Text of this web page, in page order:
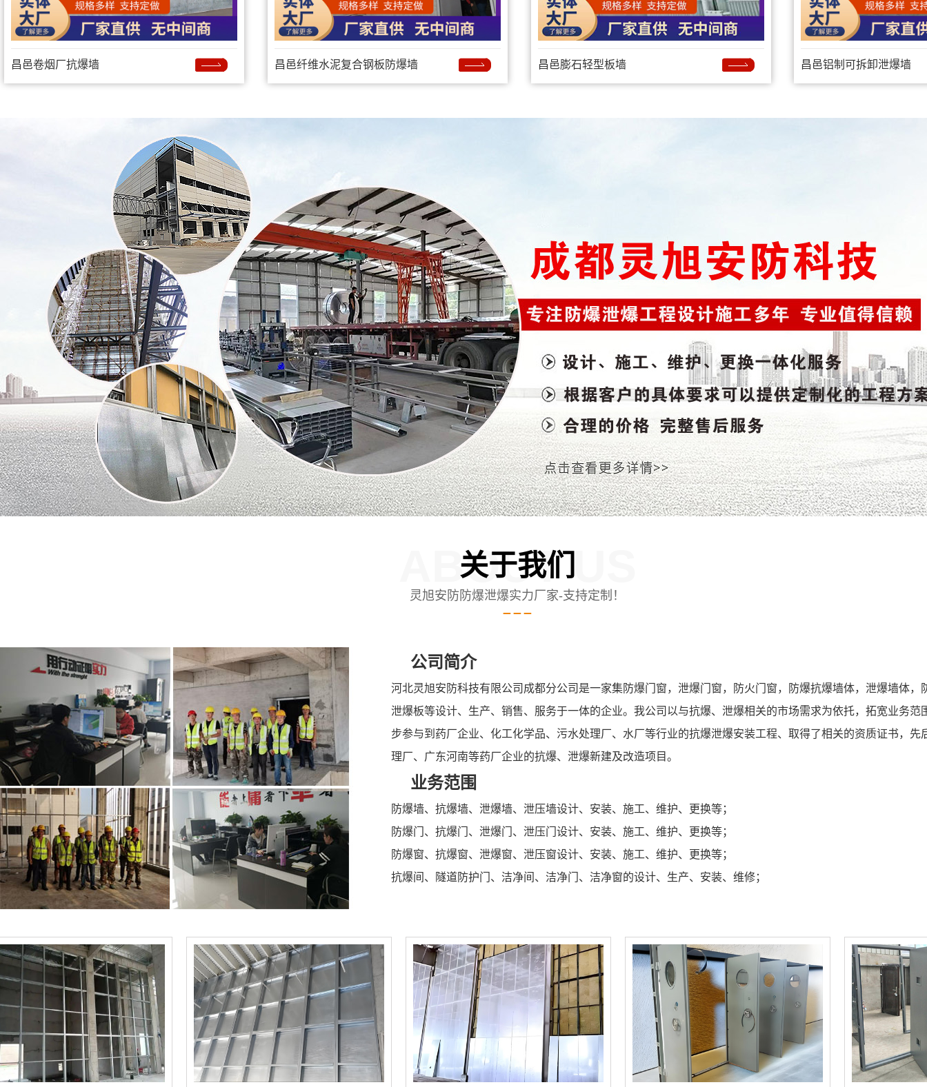
昌邑卷烟厂抗爆墙 昌邑纤维水泥复合钢板防爆墙 昌邑膨石轻型板墙 昌邑铝制可拆卸泄爆墙
关于我们
ABOUT US
灵旭安防防爆泄爆实力厂家-支持定制！
公司简介
河北灵旭安防科技有限公司成都分公司是一家集防爆门窗，泄爆门窗，防火门窗，防爆抗爆墙体，泄爆墙体，
泄爆板等设计、生产、销售、服务于一体的企业。我公司以与抗爆、泄爆相关的市场需求为依托，拓宽业务范
步参与到药厂企业、化工化学品、污水处理厂、水厂等行业的抗爆泄爆安装工程、取得了相关的资质证书，先
理厂、广东河南等药厂企业的抗爆、泄爆新建及改造项目。
业务范围
防爆墙、抗爆墙、泄爆墙、泄压墙设计、安装、施工、维护、更换等；
防爆门、抗爆门、泄爆门、泄压门设计、安装、施工、维护、更换等；
防爆窗、抗爆窗、泄爆窗、泄压窗设计、安装、施工、维护、更换等；
抗爆间、隧道防护门、洁净间、洁净门、洁净窗的设计、生产、安装、维修；